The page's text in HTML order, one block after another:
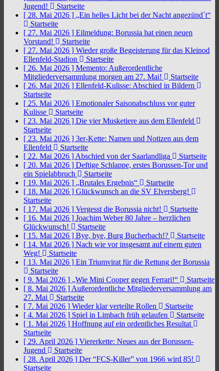
Jugend!
Startseite
[ 28. Mai 2026 ] „Ein helles Licht bei der Nacht angezünd´t“
Startseite
[ 27. Mai 2026 ] Eilmeldung: Borussia hat einen neuen
Vorstand!
Startseite
[ 27. Mai 2026 ] Wieder große Begeisterung für das Kleinod
Ellenfeld-Stadion
Startseite
[ 26. Mai 2026 ] Memento: Außerordentliche
Mitgliederversammlung morgen am 27. Mai!
Startseite
[ 26. Mai 2026 ] Ellenfeld-Kulisse: Abschied in Bildern
Startseite
[ 25. Mai 2026 ] Emotionaler Saisonabschluss vor guter
Kulisse
Startseite
[ 23. Mai 2026 ] Die vier Musketiere aus dem Ellenfeld
Startseite
[ 23. Mai 2026 ] 3er-Kette: Namen und Notizen aus dem
Ellenfeld
Startseite
[ 22. Mai 2026 ] Abschied von der Saarlandliga
Startseite
[ 20. Mai 2026 ] Deftige Schlappe, erstes Borussen-Tor und
ein Spielabbruch
Startseite
[ 19. Mai 2026 ] „Brutales Ergebnis“
Startseite
[ 18. Mai 2026 ] Glückwunsch an die SV Elversberg!
Startseite
[ 17. Mai 2026 ] Vergesst die Borussia nicht!
Startseite
[ 16. Mai 2026 ] Joachim Weber 80 Jahre – herzlichen
Glückwunsch!
Startseite
[ 15. Mai 2026 ] Bye, bye, Burg Bucherbach!?
Startseite
[ 14. Mai 2026 ] Nach wie vor insgesamt auf einem guten
Weg!
Startseite
[ 13. Mai 2026 ] Ein Triumvirat für die Rettung der Borussia
Startseite
[ 9. Mai 2026 ] „Wie Mini Cooper gegen Ferrari!“
Startseite
[ 8. Mai 2026 ] Außerordentliche Mitgliederversammlung am
27. Mai
Startseite
[ 7. Mai 2026 ] Wieder klar verteilte Rollen
Startseite
[ 4. Mai 2026 ] Spiel in Limbach früh gelaufen
Startseite
[ 1. Mai 2026 ] Hoffnung auf ein ordentliches Resultat
Startseite
[ 29. April 2026 ] Viererkette: Neues aus der Borussen-
Jugend
Startseite
[ 28. April 2026 ] Der “FCS-Killer” von 1966 wird 85!
Startseite